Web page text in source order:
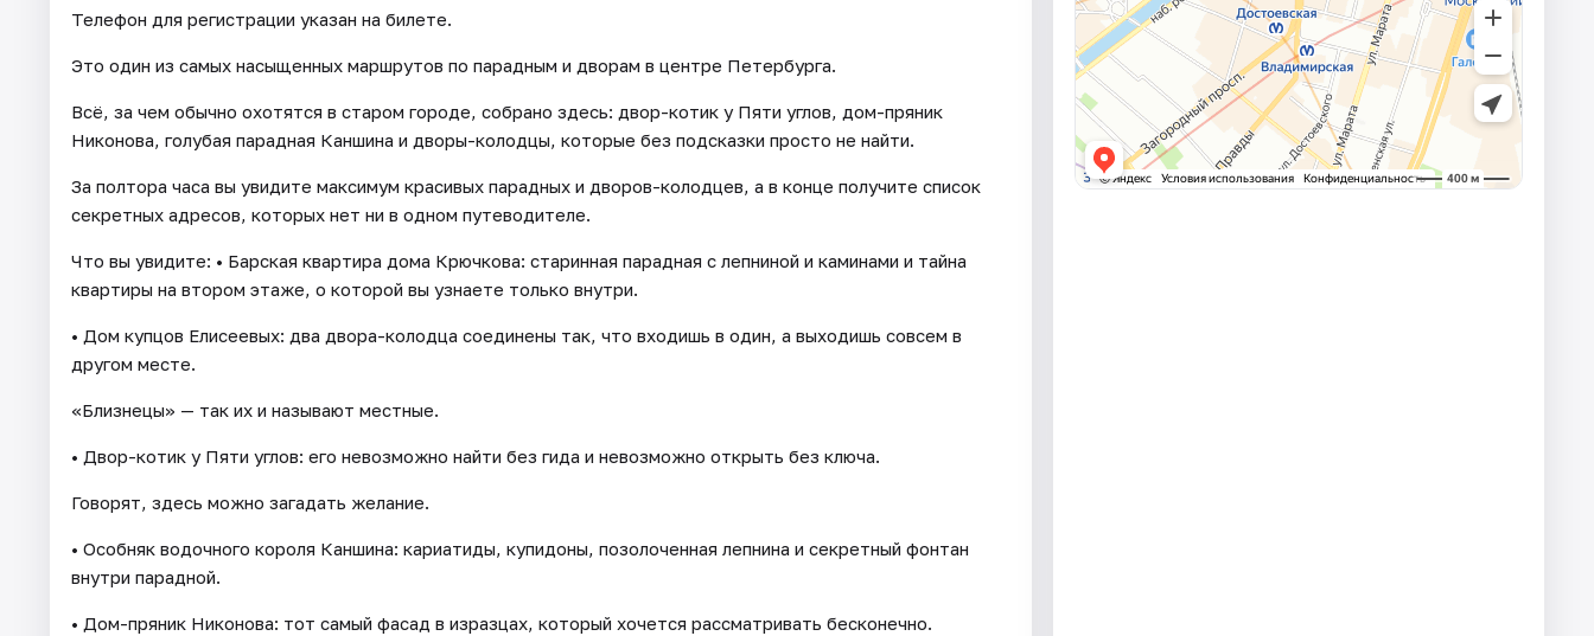
Телефон для регистрации указан на билете.
Это один из самых насыщенных маршрутов по парадным и дворам в центре Петербурга.
Всё, за чем обычно охотятся в старом городе, собрано здесь: двор-котик у Пяти углов, дом-пряник
Никонова, голубая парадная Каншина и дворы-колодцы, которые без подсказки просто не найти.
За полтора часа вы увидите максимум красивых парадных и дворов-колодцев, а в конце получите список
секретных адресов, которых нет ни в одном путеводителе.
Что вы увидите: • Барская квартира дома Крючкова: старинная парадная с лепниной и каминами и тайна
квартиры на втором этаже, о которой вы узнаете только внутри.
• Дом купцов Елисеевых: два двора-колодца соединены так, что входишь в один, а выходишь совсем в
другом месте.
«Близнецы» — так их и называют местные.
• Двор-котик у Пяти углов: его невозможно найти без гида и невозможно открыть без ключа.
Говорят, здесь можно загадать желание.
• Особняк водочного короля Каншина: кариатиды, купидоны, позолоченная лепнина и секретный фонтан
внутри парадной.
• Дом-пряник Никонова: тот самый фасад в изразцах, который хочется рассматривать бесконечно.